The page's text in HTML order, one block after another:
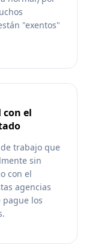
"exentos"
el
trabajo que
sin
con el
agencias
los